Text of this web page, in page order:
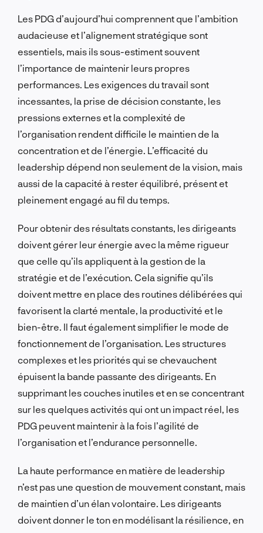
Les PDG d’aujourd’hui comprennent que l’ambition
audacieuse et l’alignement stratégique sont
essentiels, mais ils sous-estiment souvent
l’importance de maintenir leurs propres
performances. Les exigences du travail sont
incessantes, la prise de décision constante, les
pressions externes et la complexité de
l’organisation rendent difficile le maintien de la
concentration et de l’énergie. L’efficacité du
leadership dépend non seulement de la vision, mais
aussi de la capacité à rester équilibré, présent et
pleinement engagé au fil du temps.
Pour obtenir des résultats constants, les dirigeants
doivent gérer leur énergie avec la même rigueur
que celle qu’ils appliquent à la gestion de la
stratégie et de l’exécution. Cela signifie qu’ils
doivent mettre en place des routines délibérées qui
favorisent la clarté mentale, la productivité et le
bien-être. Il faut également simplifier le mode de
fonctionnement de l’organisation. Les structures
complexes et les priorités qui se chevauchent
épuisent la bande passante des dirigeants. En
supprimant les couches inutiles et en se concentrant
sur les quelques activités qui ont un impact réel, les
PDG peuvent maintenir à la fois l’agilité de
l’organisation et l’endurance personnelle.
La haute performance en matière de leadership
n’est pas une question de mouvement constant, mais
de maintien d’un élan volontaire. Les dirigeants
doivent donner le ton en modélisant la résilience, en